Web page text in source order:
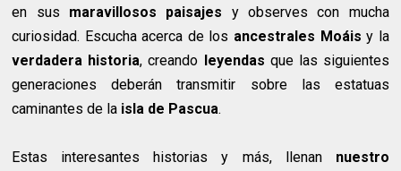
en sus maravillosos paisajes y observes con mucha
curiosidad. Escucha acerca de los ancestrales Moáis y la
verdadera historia, creando leyendas que las siguientes
generaciones deberán transmitir sobre las estatuas
caminantes de la isla de Pascua.
Estas interesantes historias y más, llenan nuestro